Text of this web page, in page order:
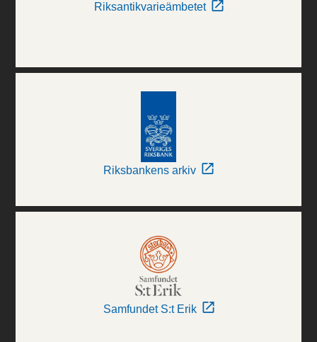
Riksantikvarieämbetet
Riksbankens arkiv
Samfundet S:t Erik